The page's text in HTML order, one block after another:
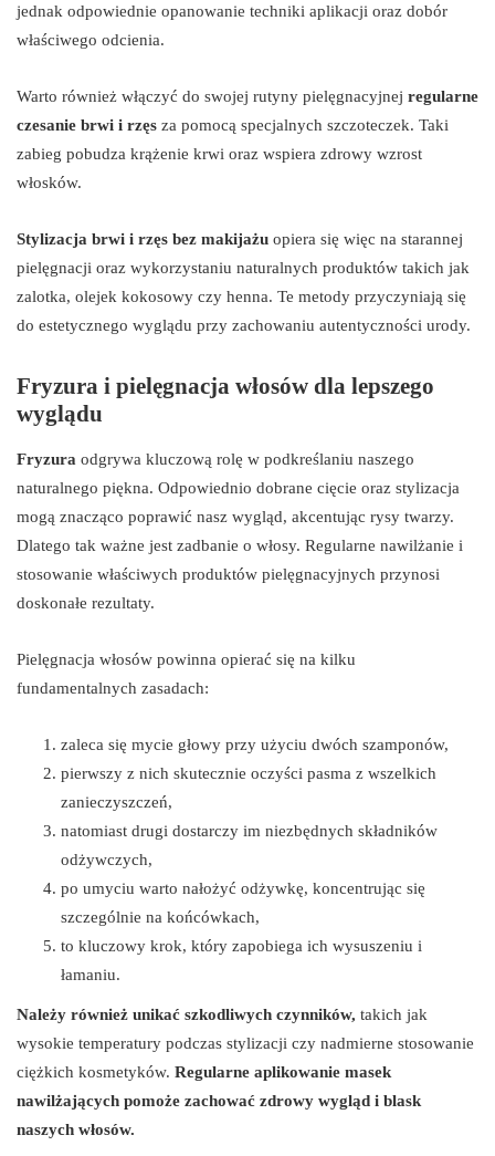
jednak odpowiednie opanowanie techniki aplikacji oraz dobór
właściwego odcienia.
Warto również włączyć do swojej rutyny pielęgnacyjnej regularne
czesanie brwi i rzęs za pomocą specjalnych szczoteczek. Taki
zabieg pobudza krążenie krwi oraz wspiera zdrowy wzrost
włosków.
Stylizacja brwi i rzęs bez makijażu opiera się więc na starannej
pielęgnacji oraz wykorzystaniu naturalnych produktów takich jak
zalotka, olejek kokosowy czy henna. Te metody przyczyniają się
do estetycznego wyglądu przy zachowaniu autentyczności urody.
Fryzura i pielęgnacja włosów dla lepszego
wyglądu
Fryzura odgrywa kluczową rolę w podkreślaniu naszego
naturalnego piękna. Odpowiednio dobrane cięcie oraz stylizacja
mogą znacząco poprawić nasz wygląd, akcentując rysy twarzy.
Dlatego tak ważne jest zadbanie o włosy. Regularne nawilżanie i
stosowanie właściwych produktów pielęgnacyjnych przynosi
doskonałe rezultaty.
Pielęgnacja włosów powinna opierać się na kilku
fundamentalnych zasadach:
zaleca się mycie głowy przy użyciu dwóch szamponów,
pierwszy z nich skutecznie oczyści pasma z wszelkich
zanieczyszczeń,
natomiast drugi dostarczy im niezbędnych składników
odżywczych,
po umyciu warto nałożyć odżywkę, koncentrując się
szczególnie na końcówkach,
to kluczowy krok, który zapobiega ich wysuszeniu i
łamaniu.
Należy również unikać szkodliwych czynników, takich jak
wysokie temperatury podczas stylizacji czy nadmierne stosowanie
ciężkich kosmetyków. Regularne aplikowanie masek
nawilżających pomoże zachować zdrowy wygląd i blask
naszych włosów.